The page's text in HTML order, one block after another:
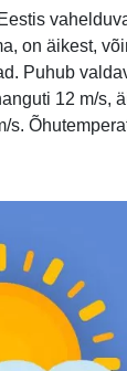
on äikest,
Puhub
12 m/s,
s.